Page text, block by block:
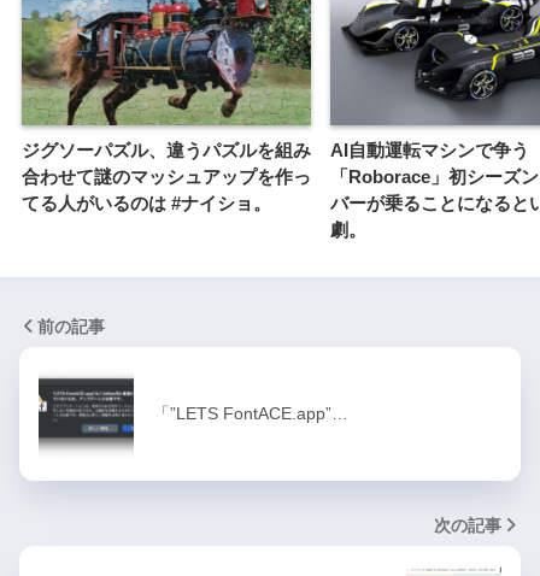
ジグソーパズル、違うパズルを組み
合わせて謎のマッシュアップを作っ
てる人がいるのは #ナイショ。
AI自動運転マシンで争う
「Roborace」初シーズ
バーが乗ることになると
劇。
前の記事
「”LETS FontACE.app”…
次の記事